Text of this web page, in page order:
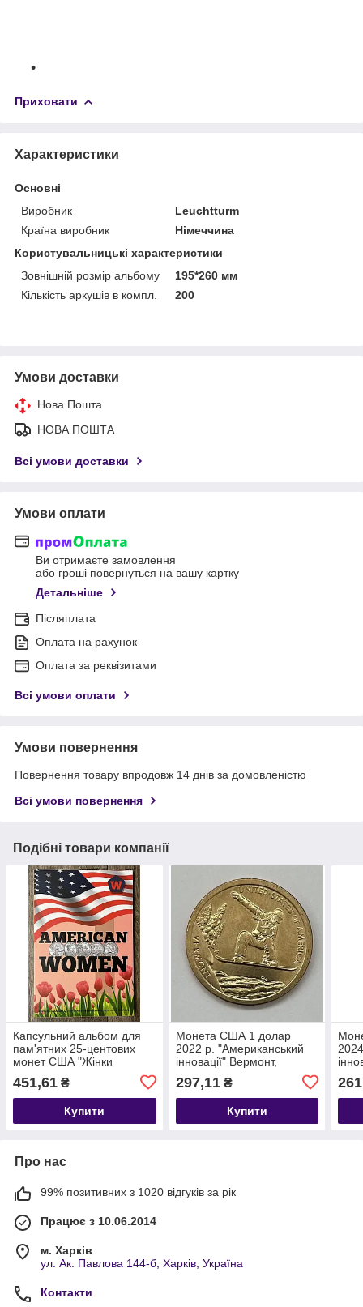
Приховати
Характеристики
Основні
Виробник
Leuchtturm
Країна виробник
Німеччина
Користувальницькі характеристики
Зовнішній розмір альбому
195*260 мм
Кількість аркушів в компл.
200
Умови доставки
Нова Пошта
НОВА ПОШТА
Всі умови доставки
Умови оплати
Ви отримаєте замовлення
або гроші повернуться на вашу картку
Детальніше
Післяплата
Оплата на рахунок
Оплата за реквізитами
Всі умови оплати
Умови повернення
Повернення товару впродовж 14 днів за домовленістю
Всі умови повернення
Подібні товари компанії
Капсульний альбом для
пам'ятних 25-центових
монет США "Жінки
Америки" 2022-2025 рр.
451,61 ₴
Купити
Монета США 1 долар
2022 р. "Американський
інновації" Вермонт,
297,11₴
Купити
Про нас
99% позитивних з 1020 відгуків за рік
Працює з 10.06.2014
м. Харків
ул. Ак. Павлова 144-б, Харків, Україна
Контакти